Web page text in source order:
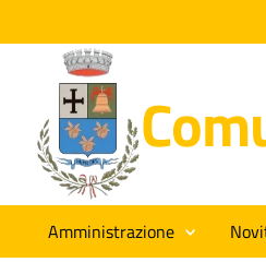
Amministrazione